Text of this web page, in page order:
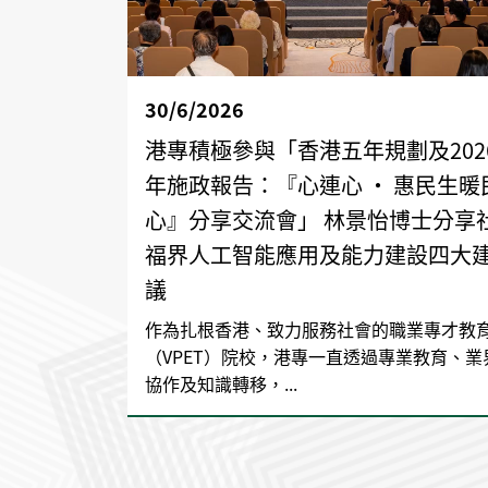
30/6/2026
港專積極參與「香港五年規劃及
年施政報告：『心連心 • 惠民生暖
心』分享交流會」 林景怡博士分享
福界人工智能應用及能力建設四大
議
作為扎根香港、致力服務社會的職業專才教
（VPET）院校，港專一直透過專業教育、業
協作及知識轉移，...